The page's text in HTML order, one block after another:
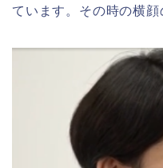
ています。その時の横顔